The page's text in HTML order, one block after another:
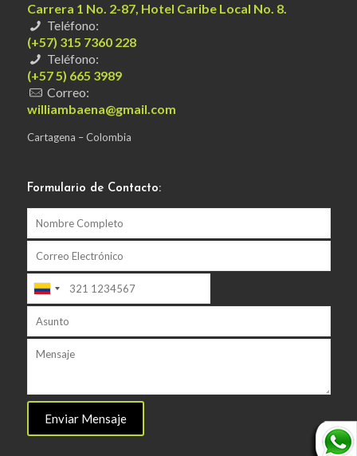
Carrera 1 No. 2-87, Hotel Caribe Local No. 8.
Teléfono:
(+57) 315 7360 228
Teléfono:
(+57 5) 665 3989
Correo:
williambaena@gmail.com
Cartagena – Colombia
Formulario de Contacto: